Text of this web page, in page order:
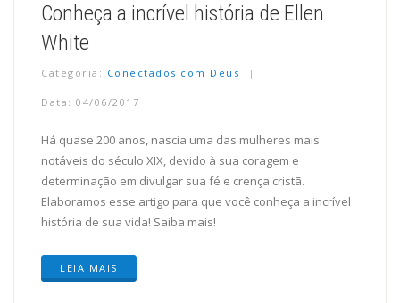
Conheça a incrível história de Ellen
White
Categoria: Conectados com Deus
Data: 04/06/2017
Há quase 200 anos, nascia uma das mulheres mais
notáveis do século XIX, devido à sua coragem e
determinação em divulgar sua fé e crença cristã.
Elaboramos esse artigo para que você conheça a incrível
história de sua vida! Saiba mais!
LEIA MAIS